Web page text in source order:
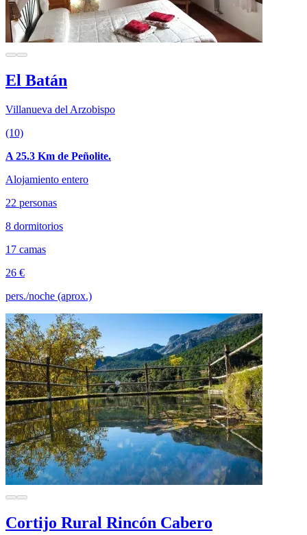
El Batán
Villanueva del Arzobispo
(10)
A 25.3 Km de Peñolite.
Alojamiento entero
22 personas
8 dormitorios
17 camas
26 €
pers./noche (aprox.)
Cortijo Rural Rincón Cabero